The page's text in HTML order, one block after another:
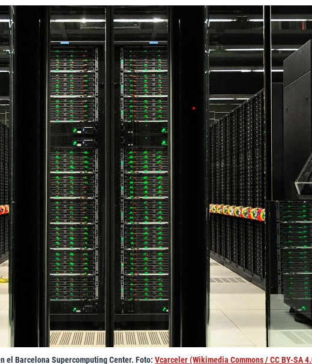
el Barcelona Supercomputing Center. Foto: Vcarceler (Wikimedia Commons / CC BY-SA